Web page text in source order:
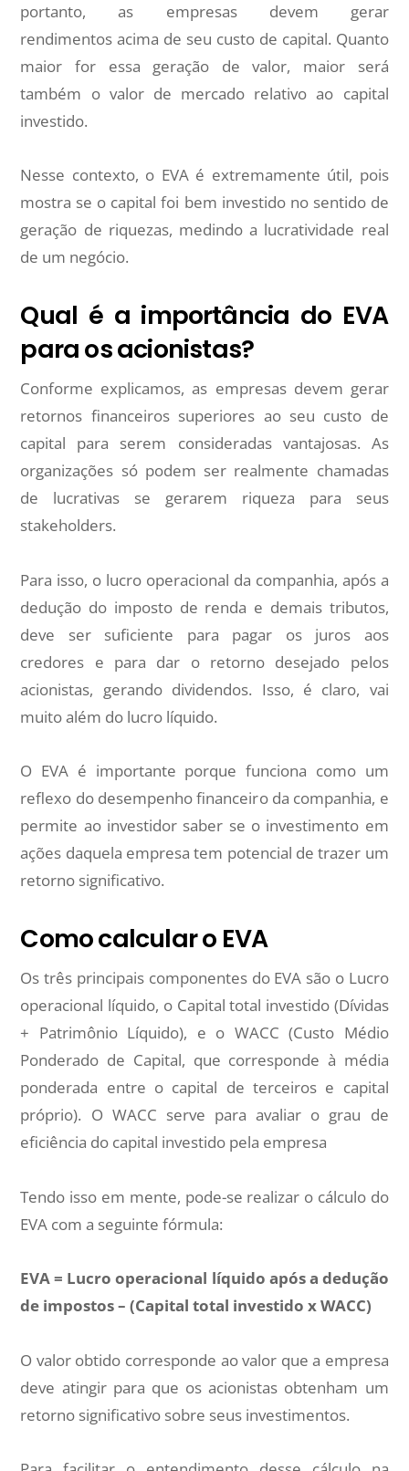
portanto, as empresas devem gerar
rendimentos acima de seu custo de capital. Quanto
maior for essa geração de valor, maior será
também o valor de mercado relativo ao capital
investido.
Nesse contexto, o EVA é extremamente útil, pois
mostra se o capital foi bem investido no sentido de
geração de riquezas, medindo a lucratividade real
de um negócio.
Qual é a importância do EVA
para os acionistas?
Conforme explicamos, as empresas devem gerar
retornos financeiros superiores ao seu custo de
capital para serem consideradas vantajosas. As
organizações só podem ser realmente chamadas
de lucrativas se gerarem riqueza para seus
stakeholders.
Para isso, o lucro operacional da companhia, após a
dedução do imposto de renda e demais tributos,
deve ser suficiente para pagar os juros aos
credores e para dar o retorno desejado pelos
acionistas, gerando dividendos. Isso, é claro, vai
muito além do lucro líquido.
O EVA é importante porque funciona como um
reflexo do desempenho financeiro da companhia, e
permite ao investidor saber se o investimento em
ações daquela empresa tem potencial de trazer um
retorno significativo.
Como calcular o EVA
Os três principais componentes do EVA são o Lucro
operacional líquido, o Capital total investido (Dívidas
+ Patrimônio Líquido), e o WACC (Custo Médio
Ponderado de Capital, que corresponde à média
ponderada entre o capital de terceiros e capital
próprio). O WACC serve para avaliar o grau de
eficiência do capital investido pela empresa
Tendo isso em mente, pode-se realizar o cálculo do
EVA com a seguinte fórmula:
EVA = Lucro operacional líquido após a dedução
de impostos – (Capital total investido x WACC)
O valor obtido corresponde ao valor que a empresa
deve atingir para que os acionistas obtenham um
retorno significativo sobre seus investimentos.